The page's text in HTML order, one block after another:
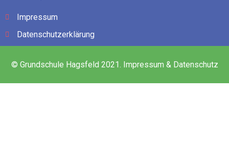
Impressum
Datenschutzerklärung
© Grundschule Hagsfeld 2021. Impressum & Datenschutz